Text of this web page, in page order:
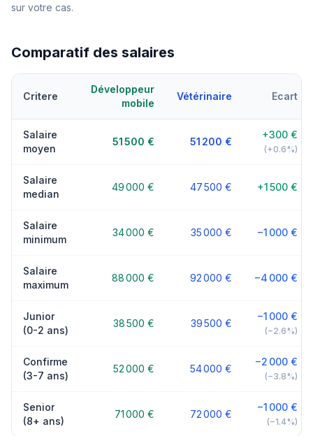
sur votre cas.
Comparatif des salaires
Critere
Développeur
mobile
Vétérinaire Ecart
Salaire
moyen
51 500 € 51 200 €
+300 €
(+0.6%)
Salaire
median
49 000 € 47 500 € +1 500 €
Salaire
minimum
34 000 € 35 000 € −1 000 €
Salaire
maximum
88 000 € 92 000 € −4 000 €
Junior
(0-2 ans)
38 500 € 39 500 €
−1 000 €
(−2.6%)
Confirme
(3-7 ans)
52 000 € 54 000 €
−2 000 €
(−3.8%)
Senior
(8+ ans)
71 000 € 72 000 €
−1 000 €
(−1.4%)